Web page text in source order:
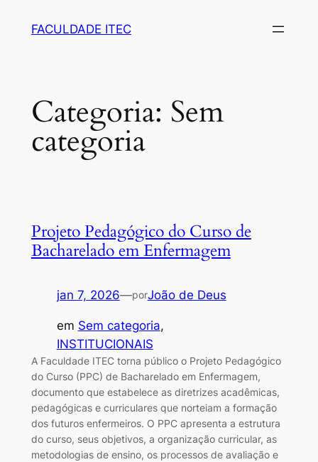
FACULDADE ITEC
Categoria: Sem
categoria
Projeto Pedagógico do Curso de
Bacharelado em Enfermagem
jan 7, 2026—porJoão de Deus
em Sem categoria
INSTITUCIONAIS
A Faculdade ITEC torna público o Projeto Pedagógico
do Curso (PPC) de Bacharelado em Enfermagem,
documento que estabelece as diretrizes acadêmicas,
pedagógicas e curriculares que norteiam a formação
dos futuros enfermeiros. O PPC apresenta a estrutura
do curso, seus objetivos, a organização curricular, as
metodologias de ensino, os processos de avaliação e